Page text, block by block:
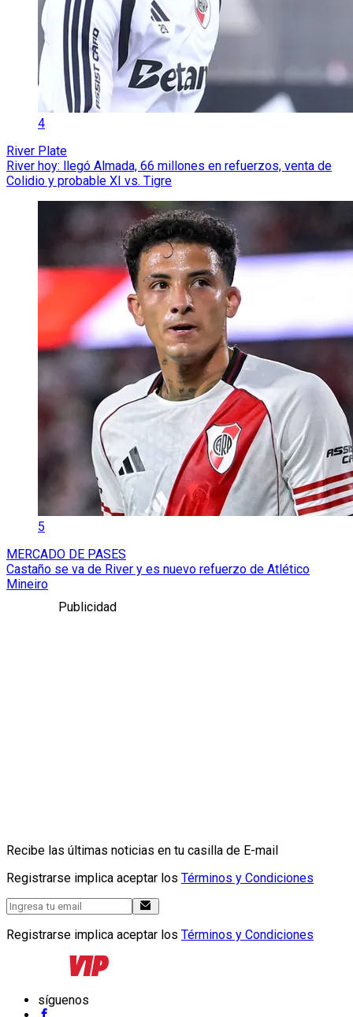
4
River Plate
River hoy: llegó Almada, 66 millones en refuerzos, venta de
Colidio y probable XI vs. Tigre
5
MERCADO DE PASES
Castaño se va de River y es nuevo refuerzo de Atlético
Mineiro
Publicidad
Recibe las últimas noticias en tu casilla de E-mail
Registrarse implica aceptar los Términos y Condiciones
Registrarse implica aceptar los Términos y Condiciones
síguenos